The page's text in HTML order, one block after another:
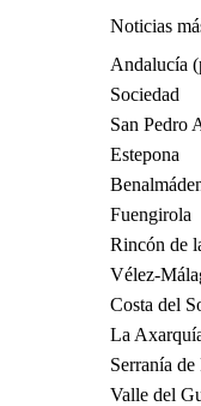
Noticias
Andalucía
Sociedad
San Pedro
Estepona
Fuengirola
Rincón de
Vélez-
Costa del
La
Serranía de
Valle del